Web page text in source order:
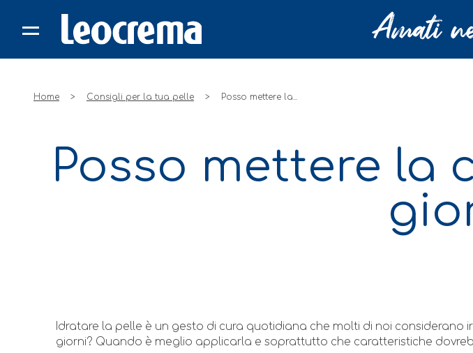
content
Home Consigli per la tua pelle Posso mettere la...
Posso mettere la
Idratare la pelle è un gesto di cura quotidiana che molti di noi
giorni? Quando è meglio applicarla e soprattutto che caratteristiche